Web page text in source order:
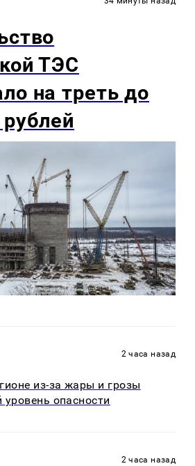
ТЭС
на треть до
2 часа назад
из-за жары и грозы
опасности
2 часа назад